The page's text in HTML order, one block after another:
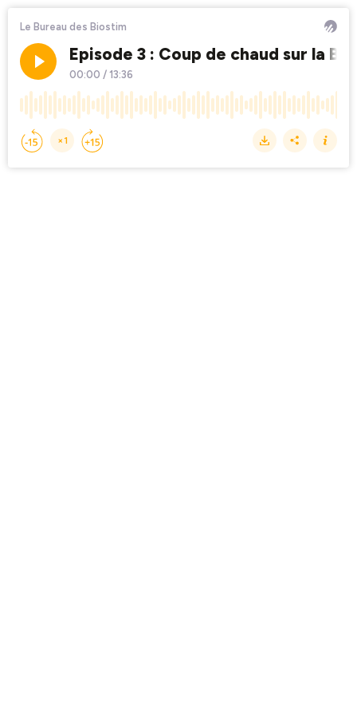
Le Bureau des Biostim
Episode 3 : Coup de chaud sur la
00:00 / 13:36
×1